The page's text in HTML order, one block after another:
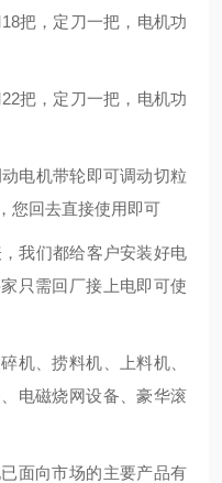
把，定刀一把，电机功
把，定刀一把，电机功
电机带轮即可调动切粒
您回去直接使用即可
我们都给客户安装好电
只需回厂接上电即可使
机、捞料机、上料机、
电磁烧网设备、豪华滚
面向市场的主要产品有